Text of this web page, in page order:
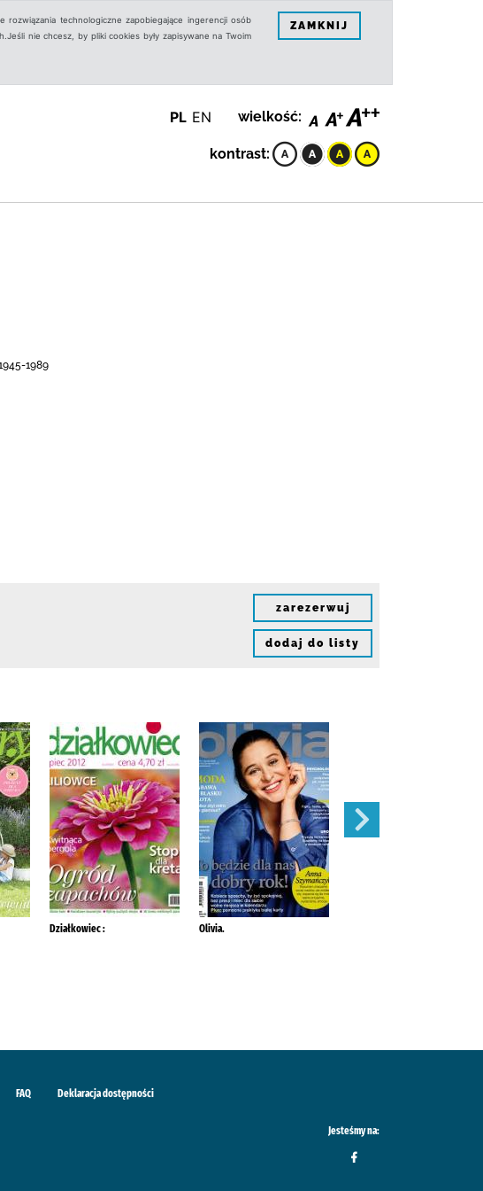
technologiczne zapobiegające ingerencji osób
nie chcesz, by pliki cookies były zapisywane na Twoim
ZAMKNIJ
PL EN wielkość:
kontrast:
1989
zarezerwuj
dodaj do listy
Działkowiec : Olivia.
FAQ Deklaracja dostępności
Jesteśmy na: